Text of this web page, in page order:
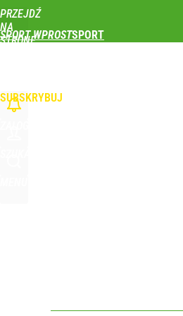
PRZEJDŹ
NA
STRONĘ
SPORT WPROST
SUBSKRYBUJ